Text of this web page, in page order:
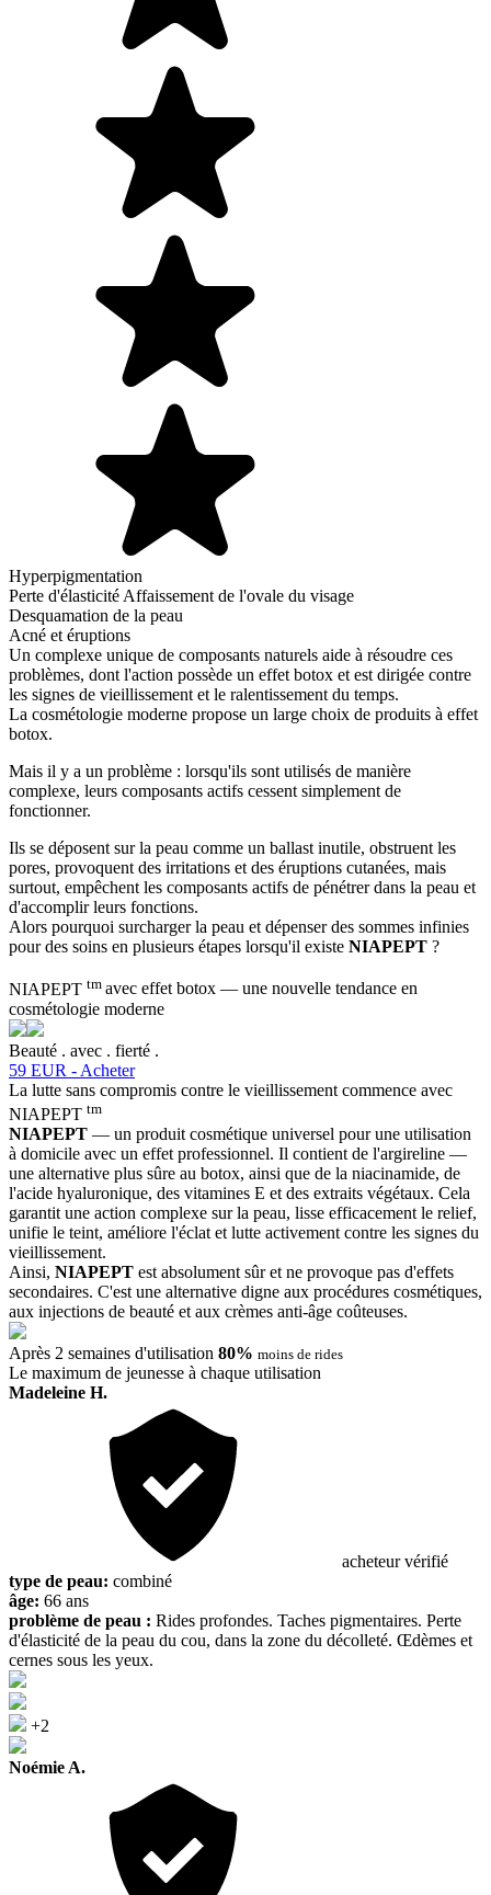
Hyperpigmentation
Perte d'élasticité Affaissement de l'ovale du visage
Desquamation de la peau
Acné et éruptions
Un complexe unique de composants naturels aide à résoudre ces
problèmes, dont l'action possède un effet botox et est dirigée contre
les signes de vieillissement et le ralentissement du temps.
La cosmétologie moderne propose un large choix de produits à effet
botox.
Mais il y a un problème : lorsqu'ils sont utilisés de manière
complexe, leurs composants actifs cessent simplement de
fonctionner.
Ils se déposent sur la peau comme un ballast inutile, obstruent les
pores, provoquent des irritations et des éruptions cutanées, mais
surtout, empêchent les composants actifs de pénétrer dans la peau et
d'accomplir leurs fonctions.
Alors pourquoi surcharger la peau et dépenser des sommes infinies
pour des soins en plusieurs étapes lorsqu'il existe NIAPEPT ?
NIAPEPT tm avec effet botox — une nouvelle tendance en
cosmétologie moderne
Beauté . avec . fierté .
59 EUR - Acheter
La lutte sans compromis contre le vieillissement commence avec
NIAPEPT tm
NIAPEPT — un produit cosmétique universel pour une utilisation
à domicile avec un effet professionnel. Il contient de l'argireline —
une alternative plus sûre au botox, ainsi que de la niacinamide, de
l'acide hyaluronique, des vitamines E et des extraits végétaux. Cela
garantit une action complexe sur la peau, lisse efficacement le relief,
unifie le teint, améliore l'éclat et lutte activement contre les signes du
vieillissement.
Ainsi, NIAPEPT est absolument sûr et ne provoque pas d'effets
secondaires. C'est une alternative digne aux procédures cosmétiques,
aux injections de beauté et aux crèmes anti-âge coûteuses.
Après 2 semaines d'utilisation 80% moins de rides
Le maximum de jeunesse à chaque utilisation
Madeleine H.
acheteur vérifié
type de peau: combiné
âge: 66 ans
problème de peau : Rides profondes. Taches pigmentaires. Perte
d'élasticité de la peau du cou, dans la zone du décolleté. Œdèmes et
cernes sous les yeux.
+2
Noémie A.